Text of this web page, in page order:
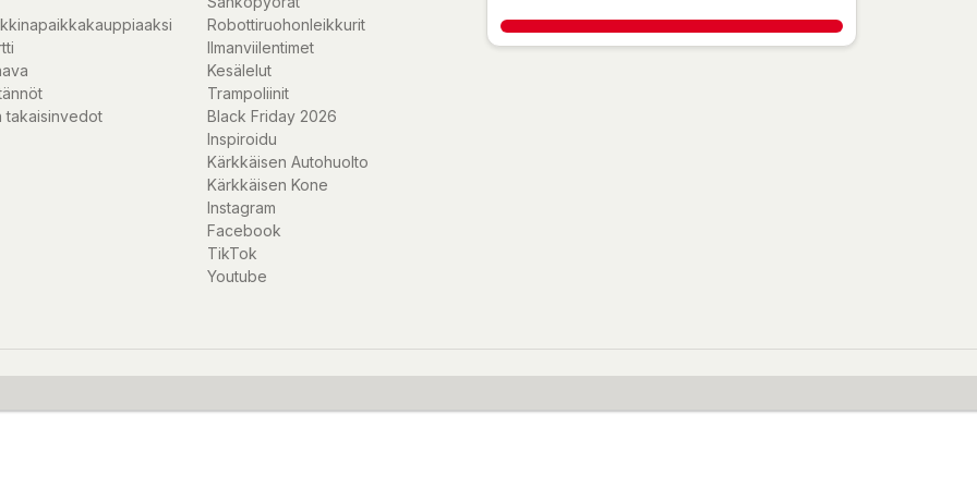
stack
takaisinvedot
Robottiruohonleikkurit
Ilmanviilentimet
Kesälelut
Trampoliinit
Black Friday 2026
Inspiroidu
Kärkkäisen Autohuolto
Kärkkäisen Kone
Instagram
Facebook
TikTok
Youtube